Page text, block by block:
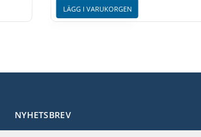
LÄGG I VARUKORGEN
NYHETSBREV